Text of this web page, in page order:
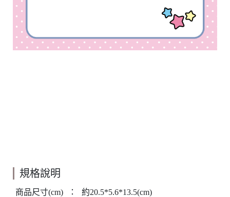
規格說明
商品尺寸(cm) ：
約20.5*5.6*13.5(cm)